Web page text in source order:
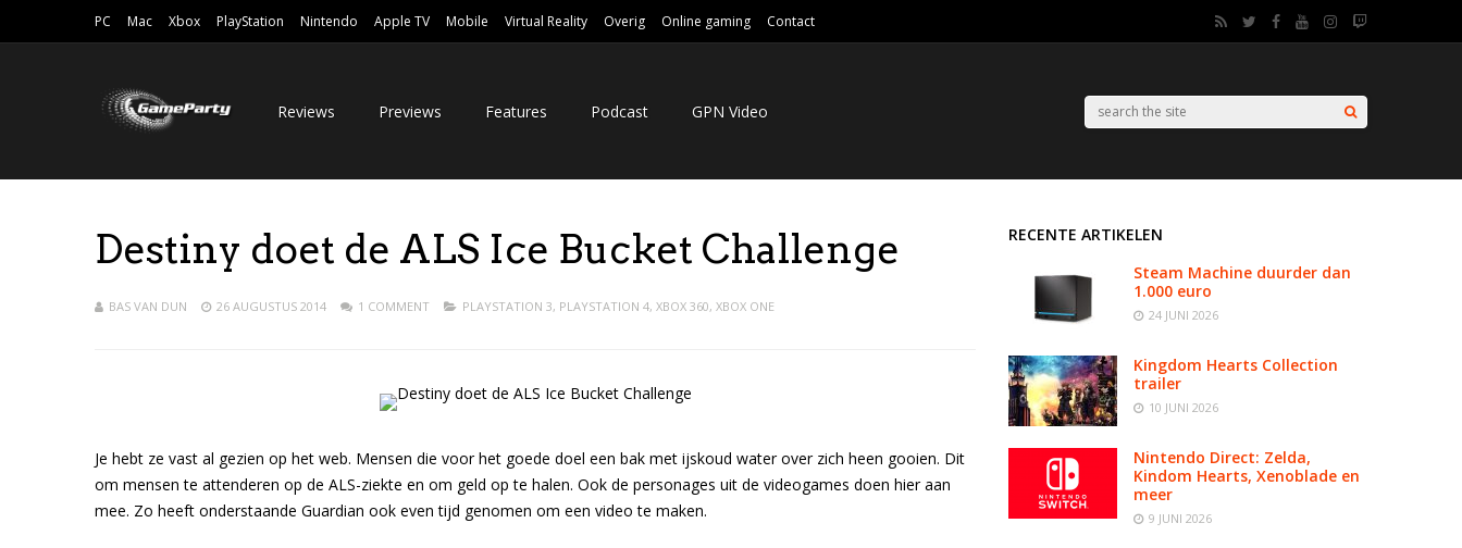
PC Mac Xbox PlayStation Nintendo Apple TV Mobile Virtual Reality Overig Online gaming Contact
Reviews Previews Features Podcast GPN Video
Destiny doet de ALS Ice Bucket Challenge
BAS VAN DUN 26 AUGUSTUS 2014 1 COMMENT PLAYSTATION 3, PLAYSTATION 4, XBOX 360, XBOX ONE
Je hebt ze vast al gezien op het web. Mensen die voor het goede doel een bak met ijskoud water over zich heen gooien. Dit
om mensen te attenderen op de ALS-ziekte en om geld op te halen. Ook de personages uit de videogames doen hier aan
mee. Zo heeft onderstaande Guardian ook even tijd genomen om een video te maken.
RECENTE ARTIKELEN
Steam Machine duurder dan
1.000 euro
24 JUNI 2026
Kingdom Hearts Collection
trailer
10 JUNI 2026
Nintendo Direct: Zelda,
Kindom Hearts, Xenoblade en
meer
9 JUNI 2026